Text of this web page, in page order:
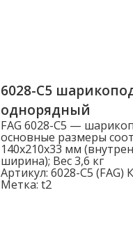
6028-C5
однорядный
FAG 6028-C5 —
основные размеры
140x210x33 мм
ширина); Вес 3,6 кг
Артикул: 6028-C5 (FAG)
Метка: t2